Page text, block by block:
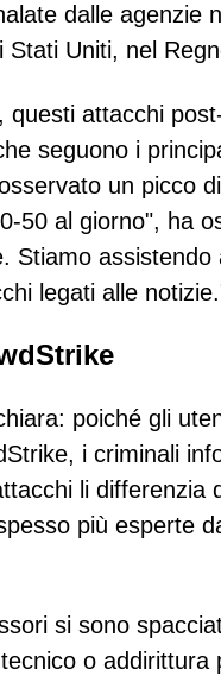
dalle agenzie
Stati Uniti, nel
attacchi
seguono i
un picco
50 al giorno", ha
Stiamo
legati alle
poiché gli
i criminali
li
più esperte
si sono
o